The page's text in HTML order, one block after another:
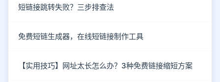
短链接跳转失败？三步排查法
免费短链生成器，在线短链接制作工具
【实用技巧】网址太长怎么办？3种免费链接缩短方案